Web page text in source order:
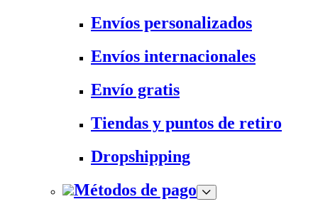
Envíos personalizados
Envíos internacionales
Envío gratis
Tiendas y puntos de retiro
Dropshipping
Métodos de pago